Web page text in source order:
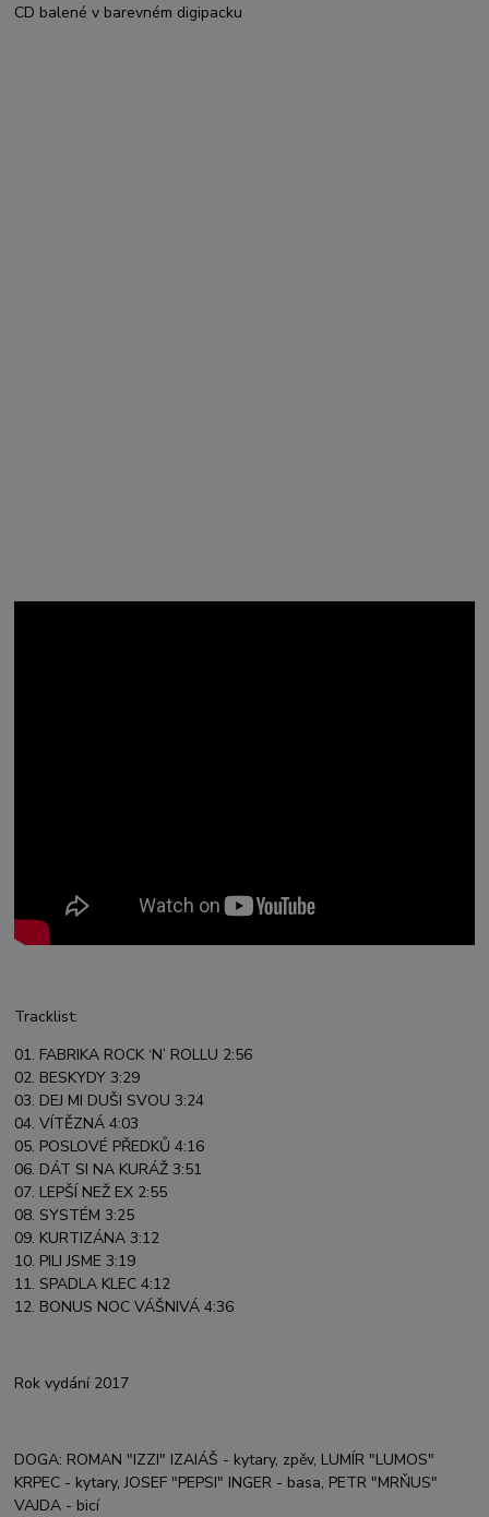
CD balené v barevném digipacku
Tracklist:
01. FABRIKA ROCK ‘N’ ROLLU 2:56
02. BESKYDY 3:29
03. DEJ MI DUŠI SVOU 3:24
04. VÍTĚZNÁ 4:03
05. POSLOVÉ PŘEDKŮ 4:16
06. DÁT SI NA KURÁŽ 3:51
07. LEPŠÍ NEŽ EX 2:55
08. SYSTÉM 3:25
09. KURTIZÁNA 3:12
10. PILI JSME 3:19
11. SPADLA KLEC 4:12
12. BONUS NOC VÁŠNIVÁ 4:36
Rok vydání 2017
DOGA: ROMAN "IZZI" IZAIÁŠ - kytary, zpěv, LUMÍR "LUMOS"
KRPEC - kytary, JOSEF "PEPSI" INGER - basa, PETR "MRŇUS"
VAJDA - bicí